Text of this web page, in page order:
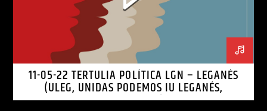
11-05-22 TERTULIA POLÍTICA LGN – LEGANÉS
(ULEG, UNIDAS PODEMOS IU LEGANÉS,
LEGANEMOS)